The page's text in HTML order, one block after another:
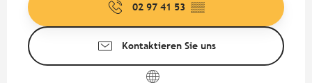
02 97 41 53 ▒▒
Kontaktieren Sie uns